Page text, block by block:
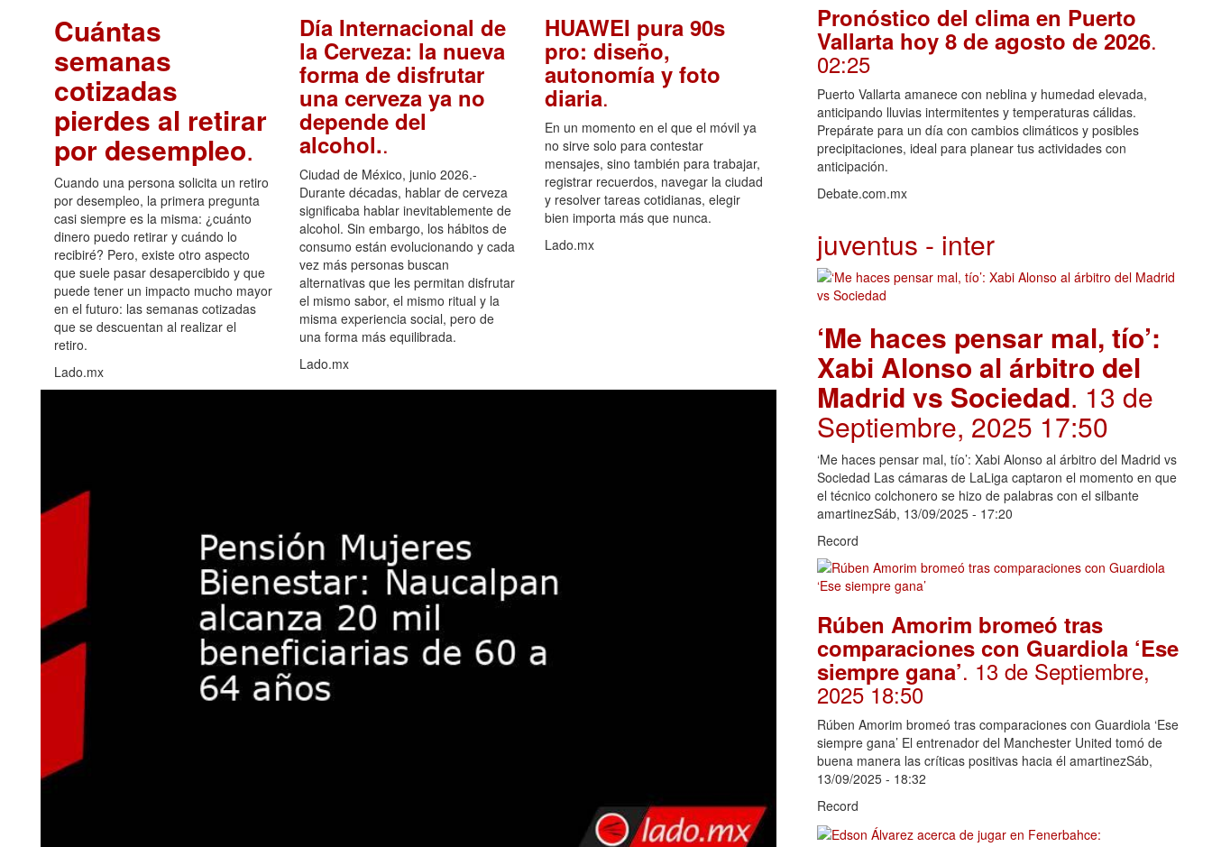
Cuántas
semanas
cotizadas
pierdes al retirar
por desempleo.
Cuando una persona solicita un retiro
por desempleo, la primera pregunta
casi siempre es la misma: ¿cuánto
dinero puedo retirar y cuándo lo
recibiré? Pero, existe otro aspecto
que suele pasar desapercibido y que
puede tener un impacto mucho mayor
en el futuro: las semanas cotizadas
que se descuentan al realizar el
retiro.
Lado.mx
Día Internacional de
la Cerveza: la nueva
forma de disfrutar
una cerveza ya no
depende del
alcohol..
Ciudad de México, junio 2026.-
Durante décadas, hablar de cerveza
significaba hablar inevitablemente de
alcohol. Sin embargo, los hábitos de
consumo están evolucionando y cada
vez más personas buscan
alternativas que les permitan disfrutar
el mismo sabor, el mismo ritual y la
misma experiencia social, pero de
una forma más equilibrada.
Lado.mx
HUAWEI pura 90s
pro: diseño,
autonomía y foto
diaria.
En un momento en el que el móvil ya
no sirve solo para contestar
mensajes, sino también para trabajar,
registrar recuerdos, navegar la ciudad
y resolver tareas cotidianas, elegir
bien importa más que nunca.
Lado.mx
Pronóstico del clima en Puerto
Vallarta hoy 8 de agosto de 2026.
02:25
Puerto Vallarta amanece con neblina y humedad elevada,
anticipando lluvias intermitentes y temperaturas cálidas.
Prepárate para un día con cambios climáticos y posibles
precipitaciones, ideal para planear tus actividades con
anticipación.
Debate.com.mx
juventus - inter
‘Me haces pensar mal, tío’:
Xabi Alonso al árbitro del
Madrid vs Sociedad. 13 de
Septiembre, 2025 17:50
‘Me haces pensar mal, tío’: Xabi Alonso al árbitro del Madrid vs
Sociedad Las cámaras de LaLiga captaron el momento en que
el técnico colchonero se hizo de palabras con el silbante
amartinezSáb, 13/09/2025 - 17:20
Record
Rúben Amorim bromeó tras
comparaciones con Guardiola ‘Ese
siempre gana’. 13 de Septiembre,
2025 18:50
Rúben Amorim bromeó tras comparaciones con Guardiola ‘Ese
siempre gana’ El entrenador del Manchester United tomó de
buena manera las críticas positivas hacia él amartinezSáb,
13/09/2025 - 18:32
Record